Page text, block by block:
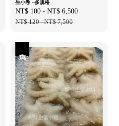
生小卷 --多規格
Sale
price
NT$ 100 - NT$ 6,500
NT$ 120-NT$ 7,500